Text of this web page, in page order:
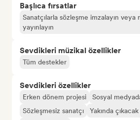
Başlıca fırsatlar
Sanatçılarla sözleşme imzalayın veya
yayınlayın
Sevdikleri müzikal özellikler
Tüm destekler
Sevdikleri özellikler
Erken dönem projesi
Sosyal
Sözleşmesiz sanatçı
Yakında